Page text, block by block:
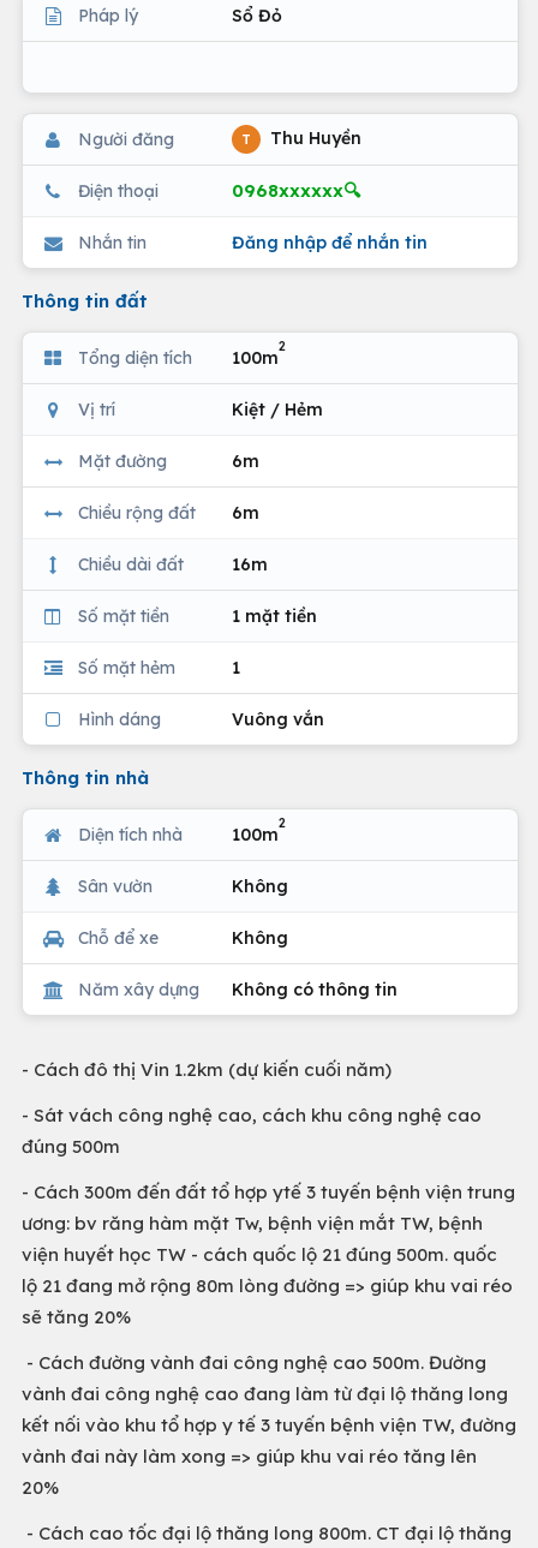
Pháp lý Sổ Đỏ
Người đăng T Thu Huyền
Điện thoại 0968xxxxxx🔍
Nhắn tin Đăng nhập để nhắn tin
Thông tin đất
Tổng diện tích 100m
2
Vị trí Kiệt / Hẻm
Mặt đường 6m
Chiều rộng đất 6m
Chiều dài đất 16m
Số mặt tiền 1 mặt tiền
Số mặt hẻm 1
Hình dáng Vuông vắn
Thông tin nhà
Diện tích nhà 100m
2
Sân vườn Không
Chỗ để xe Không
Năm xây dựng Không có thông tin
- Cách đô thị Vin 1.2km (dự kiến cuối năm)
- Sát vách công nghệ cao, cách khu công nghệ cao
đúng 500m
- Cách 300m đến đất tổ hợp ytế 3 tuyến bệnh viện trung
ương: bv răng hàm mặt Tw, bệnh viện mắt TW, bệnh
viện huyết học TW - cách quốc lộ 21 đúng 500m. quốc
lộ 21 đang mở rộng 80m lòng đường => giúp khu vai réo
sẽ tăng 20%
- Cách đường vành đai công nghệ cao 500m. Đường
vành đai công nghệ cao đang làm từ đại lộ thăng long
kết nối vào khu tổ hợp y tế 3 tuyến bệnh viện TW, đường
vành đai này làm xong => giúp khu vai réo tăng lên
20%
- Cách cao tốc đại lộ thăng long 800m. CT đại lộ thăng